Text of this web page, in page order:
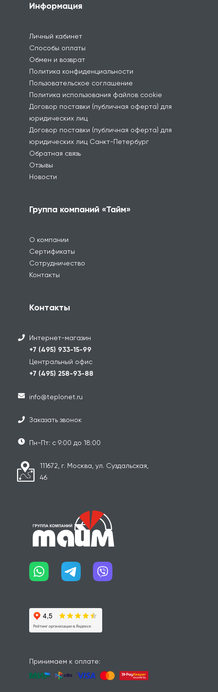
Информация
Личный кабинет
Способы оплаты
Обмен и возврат
Политика конфиденциальности
Пользовательское соглашение
Политика использования файлов cookie
Договор поставки (публичная оферта) для
юридических лиц
Договор поставки (публичная оферта) для
юридических лиц Санкт-Петербург
Обратная связь
Отзывы
Новости
Группа компаний «Тайм»
О компании
Сертификаты
Сотрудничество
Контакты
Контакты
Интернет-магазин
+7 (495) 933-15-99
Центральный офис
+7 (495) 258-93-88
info@teplonet.ru
Заказать звонок
Пн-Пт: с 9:00 до 18:00
111672, г. Москва, ул. Суздальская,
46
Принимаем к оплате: